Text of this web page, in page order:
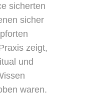
sicherten
sicher
zeigt,
und
waren.